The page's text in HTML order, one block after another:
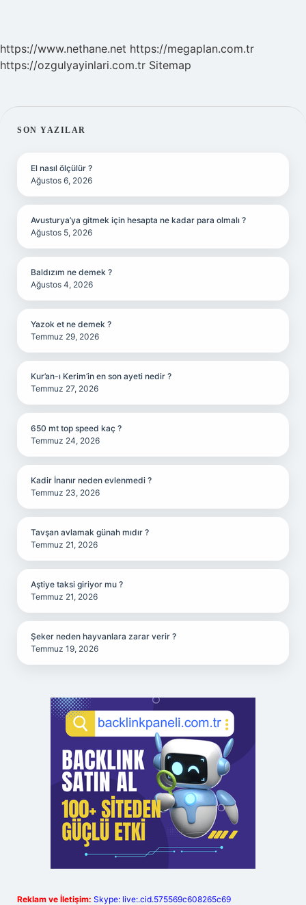
https://www.nethane.net https://megaplan.com.tr
https://ozgulyayinlari.com.tr Sitemap
SIDEBAR
SON YAZILAR
El nasıl ölçülür ?
Ağustos 6, 2026
Avusturya’ya gitmek için hesapta ne kadar para olmalı ?
Ağustos 5, 2026
Baldızım ne demek ?
Ağustos 4, 2026
Yazok et ne demek ?
Temmuz 29, 2026
Kur’an-ı Kerim’in en son ayeti nedir ?
Temmuz 27, 2026
650 mt top speed kaç ?
Temmuz 24, 2026
Kadir İnanır neden evlenmedi ?
Temmuz 23, 2026
Tavşan avlamak günah mıdır ?
Temmuz 21, 2026
Aştiye taksi giriyor mu ?
Temmuz 21, 2026
Şeker neden hayvanlara zarar verir ?
Temmuz 19, 2026
Reklam ve İletişim: Skype: live:.cid.575569c608265c69